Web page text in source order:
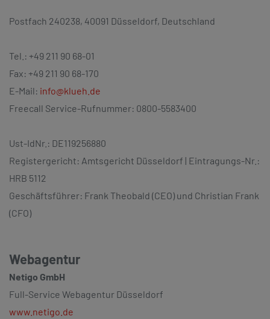
Postfach 240238, 40091 Düsseldorf, Deutschland
Tel.: +49 211 90 68-01
Fax: +49 211 90 68-170
E-Mail: info@klueh.de
Freecall Service-Rufnummer: 0800-5583400
Ust-IdNr.: DE119256880
Registergericht: Amtsgericht Düsseldorf | Eintragungs-Nr.:
HRB 5112
Geschäftsführer: Frank Theobald (CEO) und Christian Frank
(CFO)
Webagentur
Netigo GmbH
Full-Service Webagentur Düsseldorf
www.netigo.de